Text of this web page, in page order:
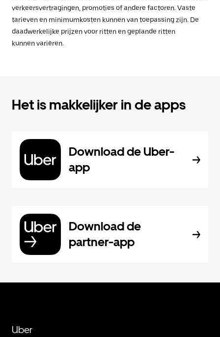
verkeersvertragingen, promoties of andere factoren. Vaste
tarieven en minimumkosten kunnen van toepassing zijn. De
daadwerkelijke prijzen voor ritten en geplande ritten
kunnen variëren.
Het is makkelijker in de apps
Download de Uber-
app
Download de
partner-app
Uber